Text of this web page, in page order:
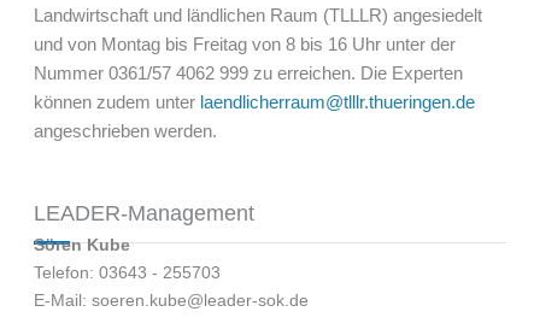
LEADER-Management
Sören Kube
Telefon: 03643 - 255703
E-Mail: soeren.kube@leader-sok.de
Landwirtschaft und ländlichen Raum (TLLLR) angesiedelt
und von Montag bis Freitag von 8 bis 16 Uhr unter der
Nummer 0361/57 4062 999 zu erreichen. Die Experten
können zudem unter laendlicherraum@tlllr.thueringen.de
angeschrieben werden.